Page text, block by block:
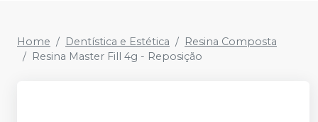
Home Dentística e Estética
Resina Composta
Resina Master Fill 4g - Reposição